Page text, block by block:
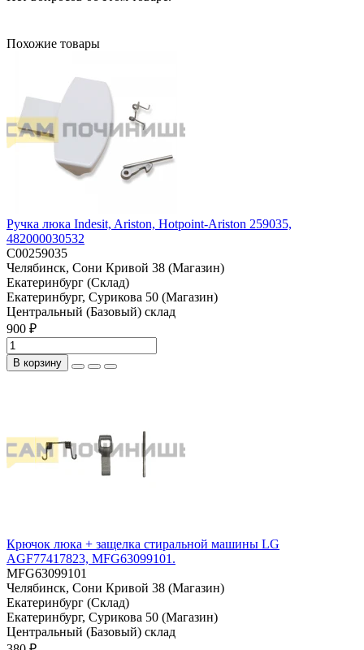
Похожие товары
Ручка люка Indesit, Ariston, Hotpoint-Ariston 259035,
482000030532
C00259035
Челябинск, Сони Кривой 38 (Магазин)
Екатеринбург (Склад)
Екатеринбург, Сурикова 50 (Магазин)
Центральный (Базовый) склад
900 ₽
В корзину
Крючок люка + защелка стиральной машины LG
AGF77417823, MFG63099101.
MFG63099101
Челябинск, Сони Кривой 38 (Магазин)
Екатеринбург (Склад)
Екатеринбург, Сурикова 50 (Магазин)
Центральный (Базовый) склад